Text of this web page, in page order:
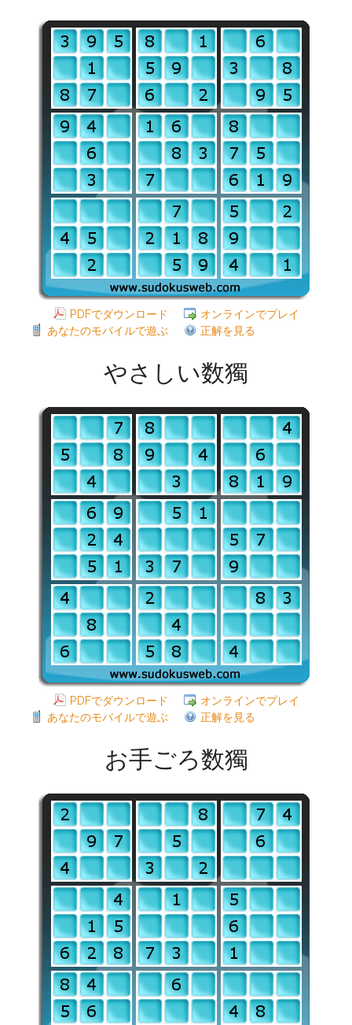
PDFでダウンロード
オンラインでプレイ
あなたのモバイルで遊ぶ
正解を見る
やさしい数獨
PDFでダウンロード
オンラインでプレイ
あなたのモバイルで遊ぶ
正解を見る
お手ごろ数獨